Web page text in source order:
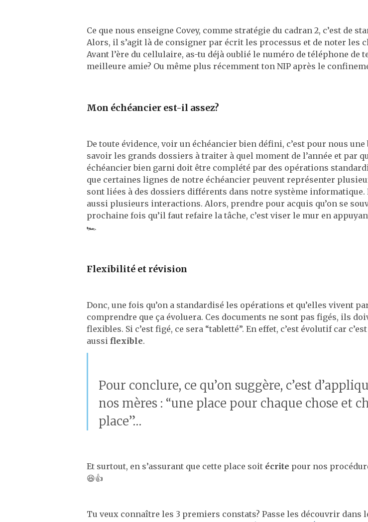
Ce que nous enseigne Covey, comme stratégie du cadran 2, c’est de
Alors, il s’agit là de consigner par écrit les processus et de noter les
Avant l’ère du cellulaire, as-tu déjà oublié le numéro de téléphone de
meilleure amie? Ou même plus récemment ton NIP après le
Mon échéancier est-il assez?
De toute évidence, voir un échéancier bien défini, c’est pour nous une
savoir les grands dossiers à traiter à quel moment de l’année et par
échéancier bien garni doit être complété par des opérations
que certaines lignes de notre échéancier peuvent représenter
sont liées à des dossiers différents dans notre système
aussi plusieurs interactions. Alors, prendre pour acquis qu’on se
prochaine fois qu’il faut refaire la tâche, c’est viser le mur en
🏎️
Flexibilité et révision
Donc, une fois qu’on a standardisé les opérations et qu’elles vivent
comprendre que ça évoluera. Ces documents ne sont pas figés, ils
flexibles. Si c’est figé, ce sera “tabletté”. En effet, c’est évolutif car
aussi flexible.
Pour conclure, ce qu’on suggère, c’est
nos mères : “une place pour chaque chose et
place”…
Et surtout, en s’assurant que cette place soit écrite pour nos
😆👍
Tu veux connaître les 3 premiers constats? Passe les découvrir dans